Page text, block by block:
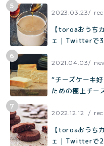
ット商品
おいしいを分か
2023.03.23
【toroaおうち
ェ｜Twitterで
茶がしっかり香
「烏龍茶ラテ」
2021.04.03
“チーズケーキ
ための極上チー
ケーキ」が誕生
2022.12.12
【toroaおうち
ェ｜Twitterで